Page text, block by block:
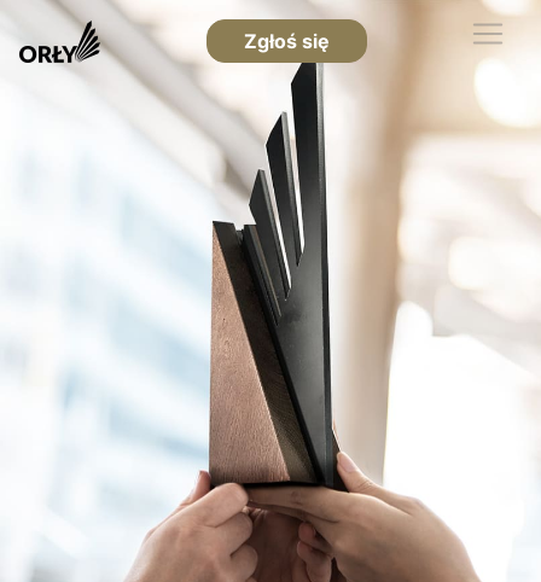
Zgłoś się